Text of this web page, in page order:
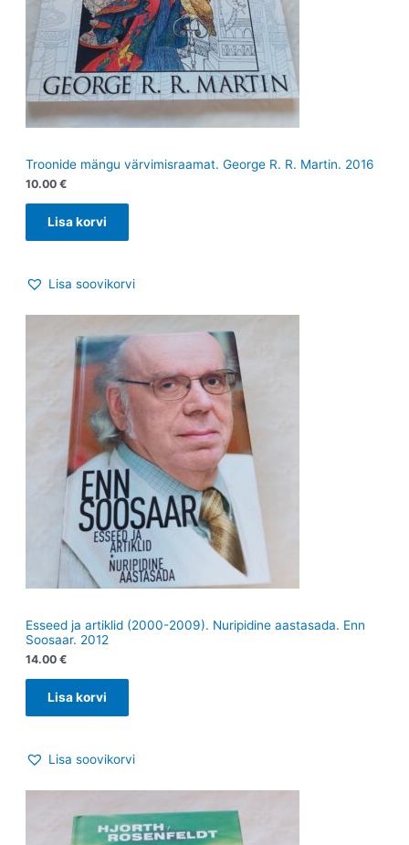
Troonide mängu värvimisraamat. George R. R. Martin. 2016
10.00 €
Lisa korvi
Lisa soovikorvi
Esseed ja artiklid (2000-2009). Nuripidine aastasada. Enn
Soosaar. 2012
14.00 €
Lisa korvi
Lisa soovikorvi